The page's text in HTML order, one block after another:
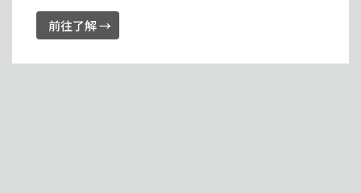
前往了解 →